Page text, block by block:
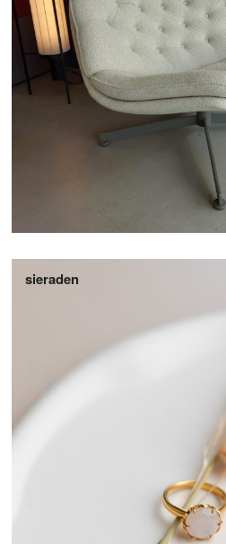
sieraden